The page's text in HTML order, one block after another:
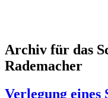
Archiv für das
Rademacher
Verlegung